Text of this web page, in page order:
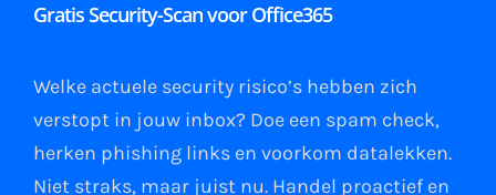
Gratis Security-Scan voor Office365
Welke actuele security risico’s hebben zich
verstopt in jouw inbox? Doe een spam check,
herken phishing linksen voorkom datalekken.
Niet straks, maar juist nu. Handel proactief en